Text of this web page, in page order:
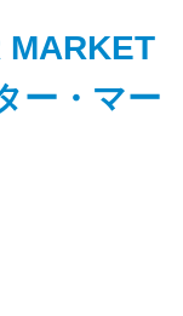
ー・マー